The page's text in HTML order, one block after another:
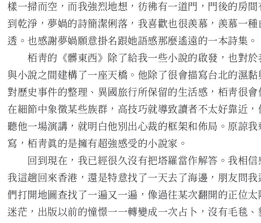
樣一掃而空，而我強烈地想，彷彿有一道門，門後的房
到乾淨，夢媧的詩簡潔俐落，我喜歡也很羨慕，羨慕一
透。也感謝夢媧願意掛名跟她語感那麼遙遠的一本詩集。
栢青的《髒東西》除了給我一些小說的啟發，也對
與小說之間建構了一座天橋。他除了很會描寫台北的濕
對歷史事件的整理、異國旅行所保留的生活感，栢青很
在細節中象徵某些族群，高技巧就導致讀者不太好靠近
聽他一場演講，就明白他別出心裁的框架和佈局。原諒
寫，栢青真的是擁有超強感受的小說家。
回到現在，我已經很久沒有把塔羅當作解答。我相信
我這趟回來香港，還是特意找了一天去了海邊，朋友問
們打開地圖查找了一遍又一遍，像過往某次翻開的正位
迷茫，出版以前的憧憬一一轉變成一次占卜，沒有毛毯